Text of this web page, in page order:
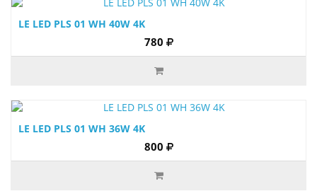
LE LED PLS 01 WH 40W 4K
780
LE LED PLS 01 WH 36W 4K
800